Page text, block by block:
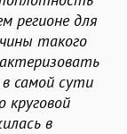
регионе для
такого
самой сути
круговой
в